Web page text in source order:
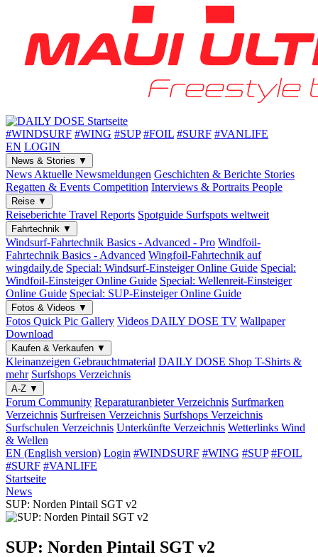
#WINDSURF #WING #SUP #FOIL #SURF #VANLIFE
EN LOGIN
News & Stories ▼
News Aktuelle Newsmeldungen Geschichten & Berichte Stories
Regatten & Events Competition Interviews & Portraits People
Reise ▼
Reiseberichte Travel Reports Spotguide Surfspots weltweit
Fahrtechnik ▼
Windsurf-Fahrtechnik Basics - Advanced - Pro Windfoil-
Fahrtechnik Basics - Advanced Wingfoil-Fahrtechnik auf
wingdaily.de Special: Windsurf-EinsteigerOnline Guide Special:
Windfoil-EinsteigerOnline Guide Special: Wellenreit-Einsteiger
Online Guide Special: SUP-EinsteigerOnline Guide
Fotos & Videos ▼
Fotos Quick Pic Gallery Videos DAILY DOSE TV Wallpaper
Download
Kaufen & Verkaufen ▼
Kleinanzeigen Gebrauchtmaterial DAILY DOSE Shop T-Shirts &
mehr Surfshops Verzeichnis
A-Z ▼
Forum Community ReparaturanbieterVerzeichnis Surfmarken
Verzeichnis Surfreisen Verzeichnis Surfshops Verzeichnis
Surfschulen Verzeichnis Unterkünfte Verzeichnis Wetterlinks Wind
& Wellen
EN (English version) Login #WINDSURF #WING #SUP #FOIL
#SURF #VANLIFE
Startseite
News
SUP: Norden Pintail SGT v2
SUP: Norden Pintail SGT v2